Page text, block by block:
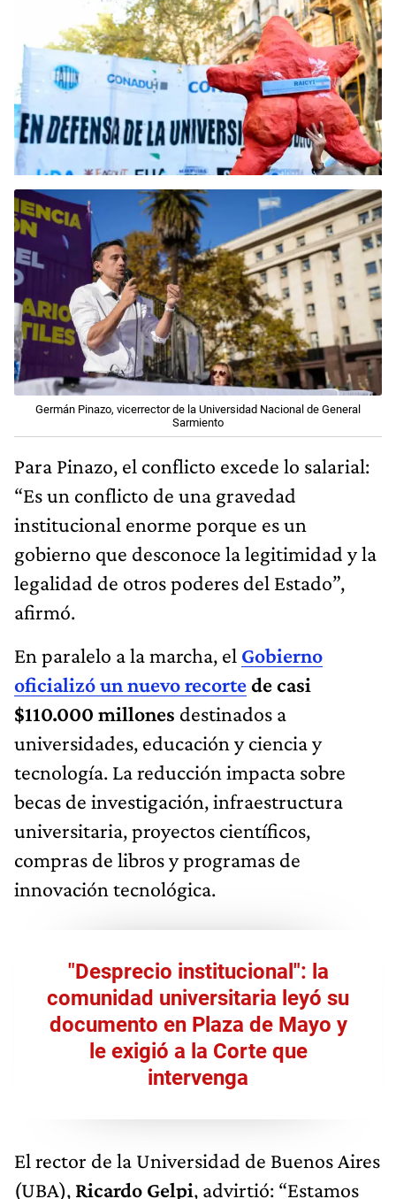
Germán Pinazo, vicerrector de la Universidad Nacional de General
Sarmiento
Para Pinazo, el conflicto excede lo salarial:
“Es un conflicto de una gravedad
institucional enorme porque es un
gobierno que desconoce la legitimidad y la
legalidad de otros poderes del Estado”,
afirmó.
En paralelo a la marcha, el Gobierno
oficializó un nuevo recortede casi
$110.000 millones destinados a
universidades, educación y ciencia y
tecnología. La reducción impacta sobre
becas de investigación, infraestructura
universitaria, proyectos científicos,
compras de libros y programas de
innovación tecnológica.
"Desprecio institucional": la
comunidad universitaria leyó su
documento en Plaza de Mayo y
le exigió a la Corte que
intervenga
El rector de la Universidad de Buenos Aires
(UBA), Ricardo Gelpi, advirtió: “Estamos